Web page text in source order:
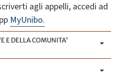
agli appelli, accedi ad
MyUnibo.
E DELLA COMUNITA'